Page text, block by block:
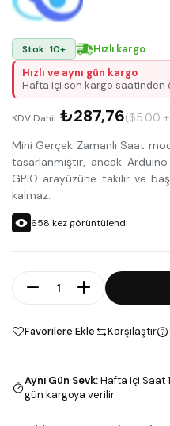
Stok: 10+
Hızlı kargo
Hızlı ve aynı gün kargo
Hafta içi son kargo
KDV Dahil :₺287,76($5.00
Mini Gerçek Zamanlı Saat
tasarlanmıştır, ancak
GPIO arayüzüne takılır ve
kalmaz.
658 kez görüntülendi
Adet
Favorilere Ekle Karşılaştır
Aynı Gün Sevk:Hafta içi Saat
gün kargoya verilir.